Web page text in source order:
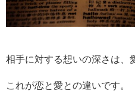
相手に対する想いの深さは、
これが恋と愛との違いです。